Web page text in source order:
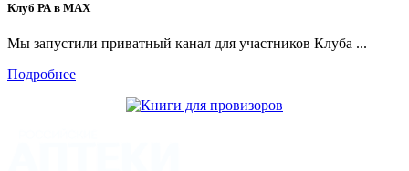
Клуб РА в MAX
Мы запустили приватный канал для участников Клуба ...
Подробнее